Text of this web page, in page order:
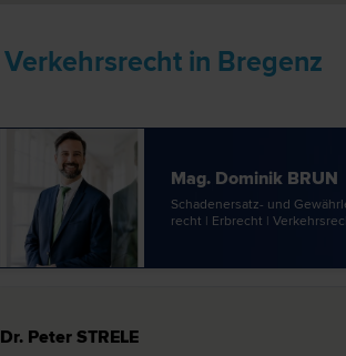
Verkehrsrecht in Bregenz
Mag. Dominik BRUN
Schadenersatz- und
recht | Erb­recht |
Dr. Peter STRELE